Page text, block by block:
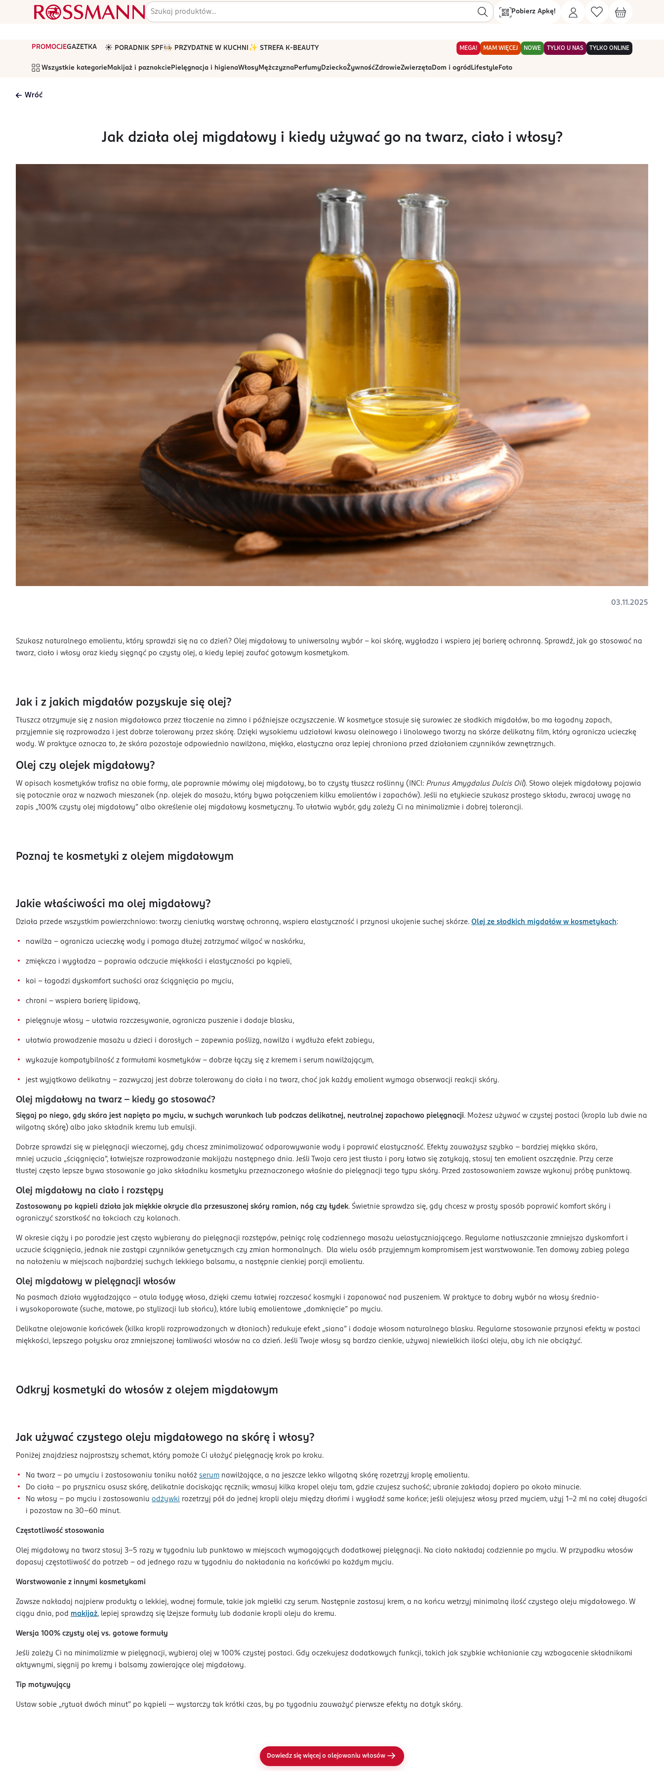
Pobierz Apkę!
PROMOCJEGAZETKA ☀️ PORADNIK SPF🧑🏻‍🍳 PRZYDATNE W KUCHNI ✨ STREFA K-BEAUTY MEGA! MAM WIĘCEJ NOWE TYLKO U NAS TYLKO ONLINE
Wszystkie kategorie Makijaż i paznokcie Pielęgnacja i higienaWłosyMężczyznaPerfumyDzieckoŻywnośćZdrowieZwierzętaDom i ogród Lifestyle Foto
Wróć
Jak działa olej migdałowy i kiedy używać go na twarz, ciało i włosy?
03.11.2025
Szukasz naturalnego emolientu, który sprawdzi się na co dzień? Olej migdałowy to uniwersalny wybór – koi skórę, wygładza i wspiera jej barierę ochronną. Sprawdź, jak go stosować na
twarz, ciało i włosy oraz kiedy sięgnąć po czysty olej, a kiedy lepiej zaufać gotowym kosmetykom.
Jak i z jakich migdałów pozyskuje się olej?
Tłuszcz otrzymuje się z nasion migdałowca przez tłoczenie na zimno i późniejsze oczyszczenie. W kosmetyce stosuje się surowiec ze słodkich migdałów, bo ma łagodny zapach,
przyjemnie się rozprowadza i jest dobrze tolerowany przez skórę. Dzięki wysokiemu udziałowi kwasu oleinowego i linolowego tworzy na skórze delikatny film, który ogranicza ucieczkę
wody. W praktyce oznacza to, że skóra pozostaje odpowiednio nawilżona, miękka, elastyczna oraz lepiej chroniona przed działaniem czynników zewnętrznych.
Olej czy olejek migdałowy?
W opisach kosmetyków trafisz na obie formy, ale poprawnie mówimy olej migdałowy, bo to czysty tłuszcz roślinny (INCI: Prunus Amygdalus Dulcis Oil). Słowo olejek migdałowy pojawia
się potocznie oraz w nazwach mieszanek (np. olejek do masażu, który bywa połączeniem kilku emolientów i zapachów). Jeśli na etykiecie szukasz prostego składu, zwracaj uwagę na
zapis „100% czysty olej migdałowy” albo określenie olej migdałowy kosmetyczny. To ułatwia wybór, gdy zależy Ci na minimalizmie i dobrej tolerancji.
Poznaj te kosmetyki z olejem migdałowym
Jakie właściwości ma olej migdałowy?
Działa przede wszystkim powierzchniowo: tworzy cieniutką warstwę ochronną, wspiera elastyczność i przynosi ukojenie suchej skórze. Olej ze słodkich migdałów w kosmetykach:
nawilża – ogranicza ucieczkę wody i pomaga dłużej zatrzymać wilgoć w naskórku,
zmiękcza i wygładza – poprawia odczucie miękkości i elastyczności po kąpieli,
koi – łagodzi dyskomfort suchości oraz ściągnięcia po myciu,
chroni – wspiera barierę lipidową,
pielęgnuje włosy – ułatwia rozczesywanie, ogranicza puszenie i dodaje blasku,
ułatwia prowadzenie masażu u dzieci i dorosłych – zapewnia poślizg, nawilża i wydłuża efekt zabiegu,
wykazuje kompatybilność z formułami kosmetyków – dobrze łączy się z kremem i serum nawilżającym,
jest wyjątkowo delikatny – zazwyczaj jest dobrze tolerowany do ciała i na twarz, choć jak każdy emolient wymaga obserwacji reakcji skóry.
Olej migdałowy na twarz – kiedy go stosować?
Sięgaj po niego, gdy skóra jest napięta po myciu, w suchych warunkach lub podczas delikatnej, neutralnej zapachowo pielęgnacji. Możesz używać w czystej postaci (kropla lub dwie na
wilgotną skórę) albo jako składnik kremu lub emulsji.
Dobrze sprawdzi się w pielęgnacji wieczornej, gdy chcesz zminimalizować odparowywanie wody i poprawić elastyczność. Efekty zauważysz szybko – bardziej miękka skóra,
mniej uczucia „ściągnięcia”, łatwiejsze rozprowadzanie makijażu następnego dnia. Jeśli Twoja cera jest tłusta i pory łatwo się zatykają, stosuj ten emolient oszczędnie. Przy cerze
tłustej często lepsze bywa stosowanie go jako składniku kosmetyku przeznaczonego właśnie do pielęgnacji tego typu skóry. Przed zastosowaniem zawsze wykonuj próbę punktową.
Olej migdałowy na ciało i rozstępy
Zastosowany po kąpieli działa jak miękkie okrycie dla przesuszonej skóry ramion, nóg czy łydek. Świetnie sprawdza się, gdy chcesz w prosty sposób poprawić komfort skóry i
ograniczyć szorstkość na łokciach czy kolanach.
W okresie ciąży i po porodzie jest często wybierany do pielęgnacji rozstępów, pełniąc rolę codziennego masażu uelastyczniającego. Regularne natłuszczanie zmniejsza dyskomfort i
uczucie ściągnięcia, jednak nie zastąpi czynników genetycznych czy zmian hormonalnych. Dla wielu osób przyjemnym kompromisem jest warstwowanie. Ten domowy zabieg polega
na nałożeniu w miejscach najbardziej suchych lekkiego balsamu, a następnie cienkiej porcji emolientu.
Olej migdałowy w pielęgnacji włosów
Na pasmach działa wygładzająco – otula łodygę włosa, dzięki czemu łatwiej rozczesać kosmyki i zapanować nad puszeniem. W praktyce to dobry wybór na włosy średnio-
i wysokoporowate (suche, matowe, po stylizacji lub słońcu), które lubią emolientowe „domknięcie” po myciu.
Delikatne olejowanie końcówek (kilka kropli rozprowadzonych w dłoniach) redukuje efekt „siana” i dodaje włosom naturalnego blasku. Regularne stosowanie przynosi efekty w postaci
miękkości, lepszego połysku oraz zmniejszonej łamliwości włosów na co dzień. Jeśli Twoje włosy są bardzo cienkie, używaj niewielkich ilości oleju, aby ich nie obciążyć.
Odkryj kosmetyki do włosów z olejem migdałowym
Jak używać czystego oleju migdałowego na skórę i włosy?
Poniżej znajdziesz najprostszy schemat, który pomoże Ci ułożyć pielęgnację krok po kroku.
Na twarz – po umyciu i zastosowaniu toniku nałóż serum nawilżające, a na jeszcze lekko wilgotną skórę rozetrzyj kroplę emolientu.
Do ciała – po prysznicu osusz skórę, delikatnie dociskając ręcznik; wmasuj kilka kropel oleju tam, gdzie czujesz suchość; ubranie zakładaj dopiero po około minucie.
Na włosy – po myciu i zastosowaniu odżywki rozetrzyj pół do jednej kropli oleju między dłońmi i wygładź same końce; jeśli olejujesz włosy przed myciem, użyj 1–2 ml na całej długości
i pozostaw na 30–60 minut.
Częstotliwość stosowania
Olej migdałowy na twarz stosuj 3–5 razy w tygodniu lub punktowo w miejscach wymagających dodatkowej pielęgnacji. Na ciało nakładaj codziennie po myciu. W przypadku włosów
dopasuj częstotliwość do potrzeb – od jednego razu w tygodniu do nakładania na końcówki po każdym myciu.
Warstwowanie z innymi kosmetykami
Zawsze nakładaj najpierw produkty o lekkiej, wodnej formule, takie jak mgiełki czy serum. Następnie zastosuj krem, a na końcu wetrzyj minimalną ilość czystego oleju migdałowego. W
ciągu dnia, pod makijaż, lepiej sprawdzą się lżejsze formuły lub dodanie kropli oleju do kremu.
Wersja 100% czysty olej vs. gotowe formuły
Jeśli zależy Ci na minimalizmie w pielęgnacji, wybieraj olej w 100% czystej postaci. Gdy oczekujesz dodatkowych funkcji, takich jak szybkie wchłanianie czy wzbogacenie składnikami
aktywnymi, sięgnij po kremy i balsamy zawierające olej migdałowy.
Tip motywujący
Ustaw sobie „rytuał dwóch minut” po kąpieli — wystarczy tak krótki czas, by po tygodniu zauważyć pierwsze efekty na dotyk skóry.
Dowiedz się więcej o olejowaniu włosów